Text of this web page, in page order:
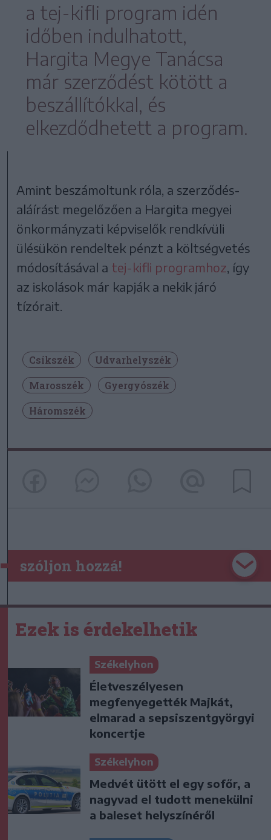
a tej-kifli program idén
időben indulhatott,
Hargita Megye Tanácsa
már szerződést kötött a
beszállítókkal, és
elkezdődhetett a program.
Amint beszámoltunk róla, a szerződés-
aláírást megelőzően a Hargita megyei
önkormányzati képviselők rendkívüli
ülésükön rendeltek pénzt a költségvetés
módosításával a tej-kifli programhoz , így
az iskolások már kapják a nekik járó
tízórait.
Csíkszék
Udvarhelyszék
Marosszék
Gyergyószék
Háromszék
szóljon hozzá!
Ezek is érdekelhetik
Székelyhon
Életveszélyesen
megfenyegették Majkát,
elmarad a sepsiszentgyörgyi
koncertje
Székelyhon
Medvét ütött el egy sofőr, a
nagyvad el tudott menekülni
a baleset helyszínéről